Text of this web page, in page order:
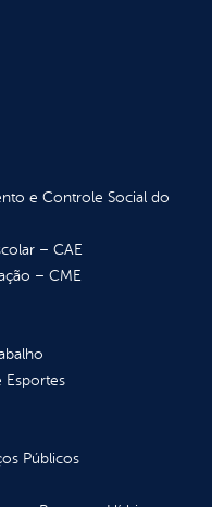
e Controle Social do
– CAE
– CME
Esportes
Públicos